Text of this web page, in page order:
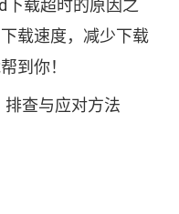
下载超时的原因之
载速度，减少下载
到你！